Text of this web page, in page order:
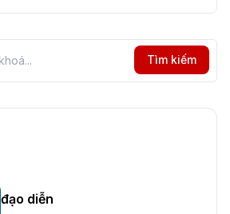
Tìm kiếm
đạo diễn